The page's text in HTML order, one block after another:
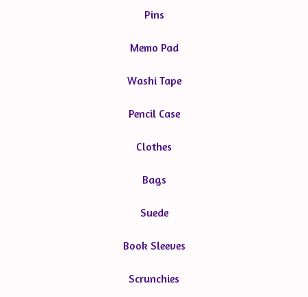
Pins
Memo Pad
Washi Tape
Pencil Case
Clothes
Bags
Suede
Book Sleeves
Scrunchies